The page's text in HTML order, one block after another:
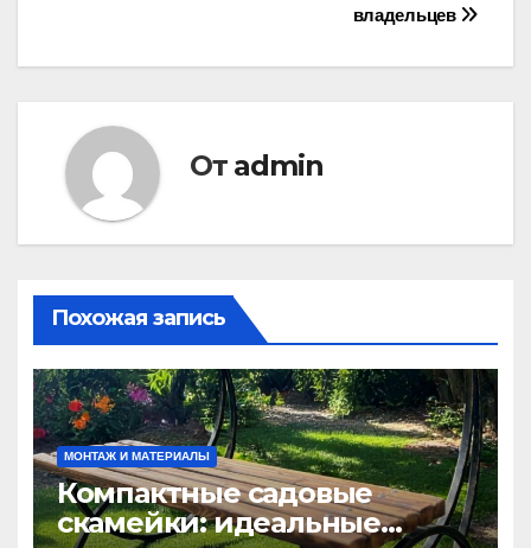
владельцев
От admin
Похожая запись
МОНТАЖ И МАТЕРИАЛЫ
Компактные садовые
скамейки: идеальные